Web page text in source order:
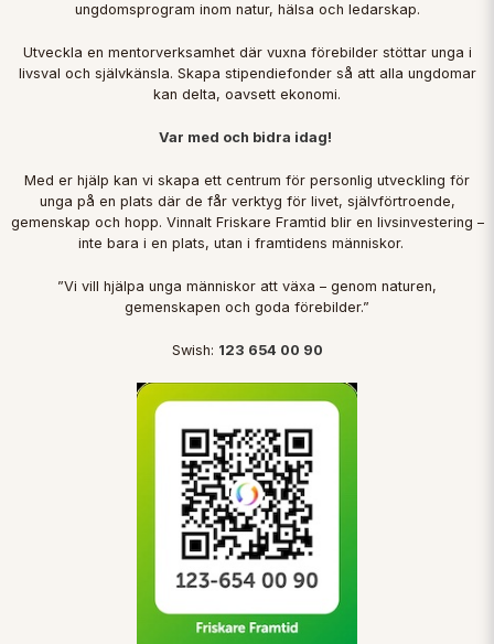
ungdomsprogram inom natur, hälsa och ledarskap.
Utveckla en mentorverksamhet där vuxna förebilder stöttar unga i
livsval och självkänsla. Skapa stipendiefonder så att alla ungdomar
kan delta, oavsett ekonomi.
Var med och bidra idag!
Med er hjälp kan vi skapa ett centrum för personlig utveckling för
unga på en plats där de får verktyg för livet, självförtroende,
gemenskap och hopp. Vinnalt Friskare Framtid blir en livsinvestering –
inte bara i en plats, utan i framtidens människor.
”Vi vill hjälpa unga människor att växa – genom naturen,
gemenskapen och goda förebilder.”
Swish: 123 654 00 90